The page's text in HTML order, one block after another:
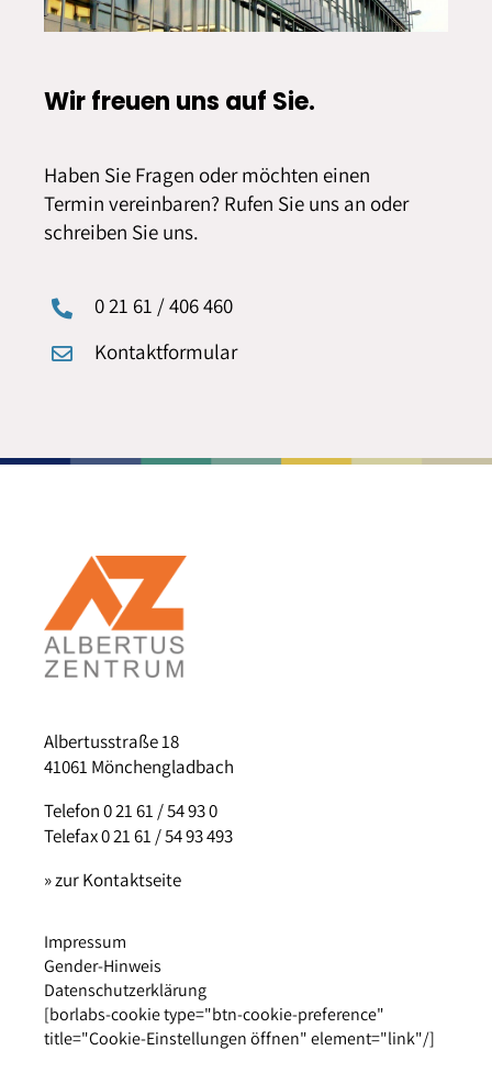
Wir freuen uns auf Sie.
Haben Sie Fragen oder möchten einen
Termin vereinbaren? Rufen Sie uns an oder
schreiben Sie uns.
0 21 61 / 406 460
Kontaktformular
Albertusstraße 18
41061 Mönchengladbach
Telefon 0 21 61 / 54 93 0
Telefax 0 21 61 / 54 93 493
» zur Kontaktseite
Impressum
Gender-Hinweis
Datenschutzerklärung
[borlabs-cookie type="btn-cookie-preference"
title="Cookie-Einstellungen öffnen" element="link"/]